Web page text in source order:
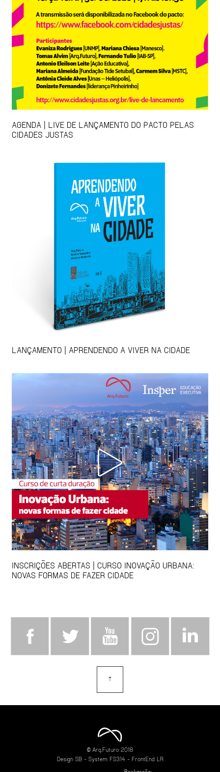
AGENDA | LIVE DE LANÇAMENTO DO PACTO PELAS
CIDADES JUSTAS
LANÇAMENTO | APRENDENDO A VIVER NA CIDADE
INSCRIÇÕES ABERTAS | CURSO INOVAÇÃO URBANA:
NOVAS FORMAS DE FAZER CIDADE
⇡
© Arq.Futuro 2018
Design SB- System FS314 - FrontEnd LR